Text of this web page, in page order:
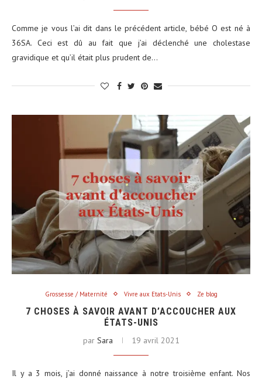
Comme je vous l’ai dit dans le précédent article, bébé O est né à
36SA. Ceci est dû au fait que j’ai déclenché une cholestase
gravidique et qu’il était plus prudent de…
Grossesse / Maternité Vivre aux Etats-Unis Ze blog
7 CHOSES À SAVOIR AVANT D’ACCOUCHER AUX
ÉTATS-UNIS
par Sara 19 avril 2021
Il y a 3 mois, j’ai donné naissance à notre troisième enfant. Nos